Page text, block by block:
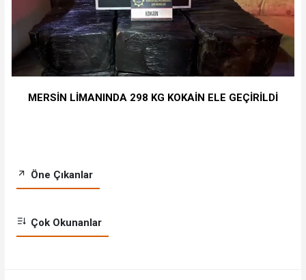
MERSİN LİMANINDA 298 KG KOKAİN ELE GEÇİRİLDİ
Öne Çıkanlar
Çok Okunanlar